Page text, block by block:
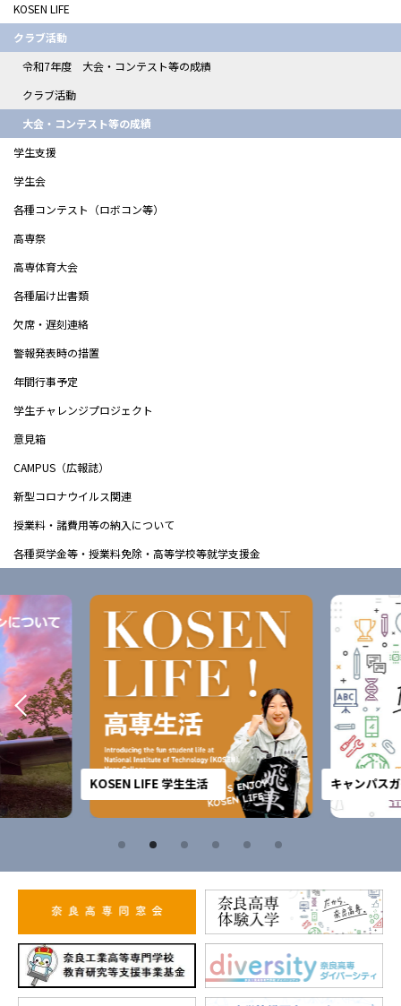
KOSEN LIFE
クラブ活動
令和7年度 大会・コンテスト等の成績
クラブ活動
大会・コンテスト等の成績
学生支援
学生会
各種コンテスト（ロボコン等）
高専祭
高専体育大会
各種届け出書類
欠席・遅刻連絡
警報発表時の措置
年間行事予定
学生チャレンジプロジェクト
意見箱
CAMPUS（広報誌）
新型コロナウイルス関連
授業料・諸費用等の納入について
各種奨学金等・授業料免除・高等学校等就学支援金
KOSEN LIFE 学生生活 キャンパス